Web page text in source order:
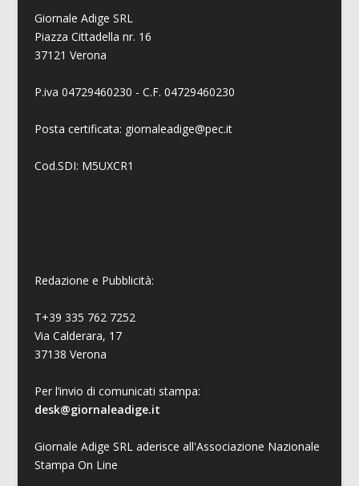
Giornale Adige SRL
Piazza Cittadella nr. 16
37121 Verona
P.iva 04729460230 - C.F. 04729460230
Posta certificata: giornaleadige@pec.it
Cod.SDI: M5UXCR1
Redazione e Pubblicità:
T+39 335 762 7252
Via Calderara, 17
37138 Verona
Per l’invio di comunicati stampa:
desk@giornaleadige.it
Giornale Adige SRL aderisce all'Associazione Nazionale
Stampa On Line